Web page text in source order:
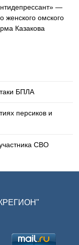
—
женского омского
Казакова
БПЛА
персиков и
СВО